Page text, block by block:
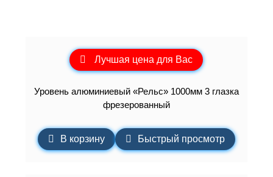
Лучшая цена для Вас
Уровень алюминиевый «Рельс» 1000мм 3 глазка
фрезерованный
В корзину Быстрый просмотр